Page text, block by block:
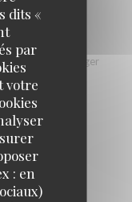
dits «
par
votre
: en
CHEDDAR
fermier - pain burger